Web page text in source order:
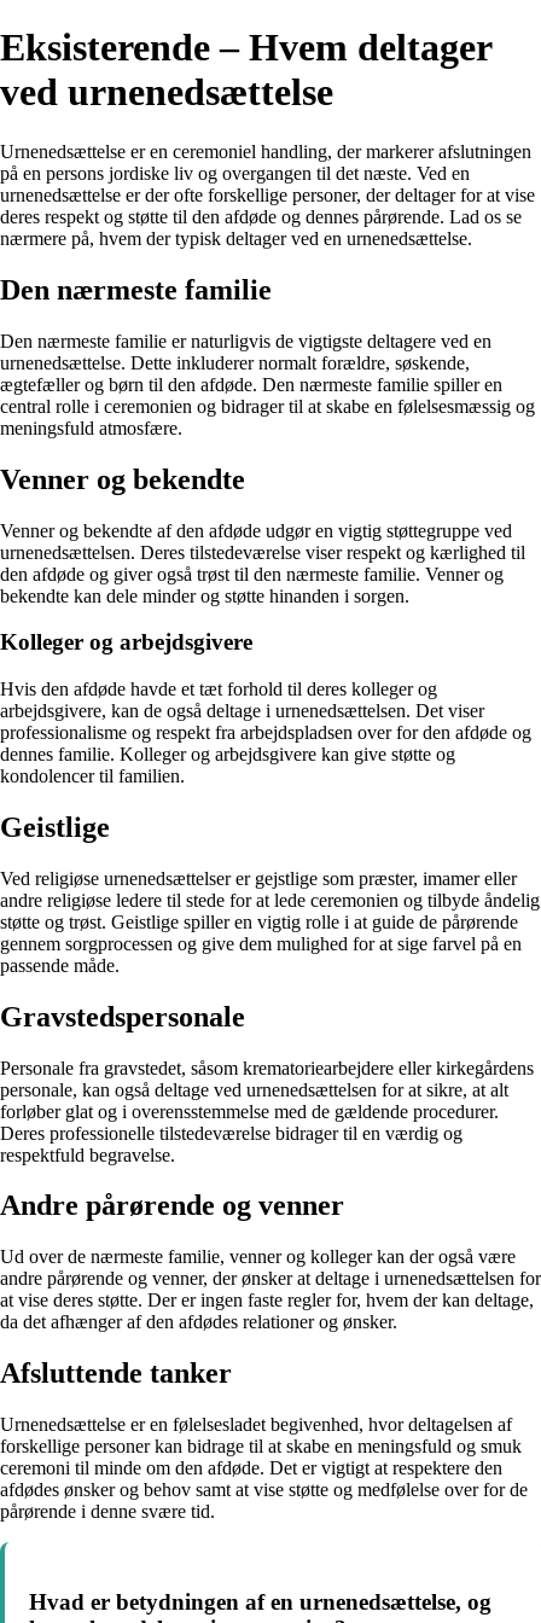
Eksisterende – Hvem deltager
ved urnenedsættelse
Urnenedsættelse er en ceremoniel handling, der markerer afslutningen
på en persons jordiske liv og overgangen til det næste. Ved en
urnenedsættelse er der ofte forskellige personer, der deltager for at vise
deres respekt og støtte til den afdøde og dennes pårørende. Lad os se
nærmere på, hvem der typisk deltager ved en urnenedsættelse.
Den nærmeste familie
Den nærmeste familie er naturligvis de vigtigste deltagere ved en
urnenedsættelse. Dette inkluderer normalt forældre, søskende,
ægtefæller og børn til den afdøde. Den nærmeste familie spiller en
central rolle i ceremonien og bidrager til at skabe en følelsesmæssig og
meningsfuld atmosfære.
Venner og bekendte
Venner og bekendte af den afdøde udgør en vigtig støttegruppe ved
urnenedsættelsen. Deres tilstedeværelse viser respekt og kærlighed til
den afdøde og giver også trøst til den nærmeste familie. Venner og
bekendte kan dele minder og støtte hinanden i sorgen.
Kolleger og arbejdsgivere
Hvis den afdøde havde et tæt forhold til deres kolleger og
arbejdsgivere, kan de også deltage i urnenedsættelsen. Det viser
professionalisme og respekt fra arbejdspladsen over for den afdøde og
dennes familie. Kolleger og arbejdsgivere kan give støtte og
kondolencer til familien.
Geistlige
Ved religiøse urnenedsættelser er gejstlige som præster, imamer eller
andre religiøse ledere til stede for at lede ceremonien og tilbyde åndelig
støtte og trøst. Geistlige spiller en vigtig rolle i at guide de pårørende
gennem sorgprocessen og give dem mulighed for at sige farvel på en
passende måde.
Gravstedspersonale
Personale fra gravstedet, såsom krematoriearbejdere eller kirkegårdens
personale, kan også deltage ved urnenedsættelsen for at sikre, at alt
forløber glat og i overensstemmelse med de gældende procedurer.
Deres professionelle tilstedeværelse bidrager til en værdig og
respektfuld begravelse.
Andre pårørende og venner
Ud over de nærmeste familie, venner og kolleger kan der også være
andre pårørende og venner, der ønsker at deltage i urnenedsættelsen for
at vise deres støtte. Der er ingen faste regler for, hvem der kan deltage,
da det afhænger af den afdødes relationer og ønsker.
Afsluttende tanker
Urnenedsættelse er en følelsesladet begivenhed, hvor deltagelsen af
forskellige personer kan bidrage til at skabe en meningsfuld og smuk
ceremoni til minde om den afdøde. Det er vigtigt at respektere den
afdødes ønsker og behov samt at vise støtte og medfølelse over for de
pårørende i denne svære tid.
Hvad er betydningen af ​​en urnenedsættelse, og